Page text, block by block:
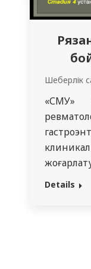
Шеберлік
«СМУ»
Details